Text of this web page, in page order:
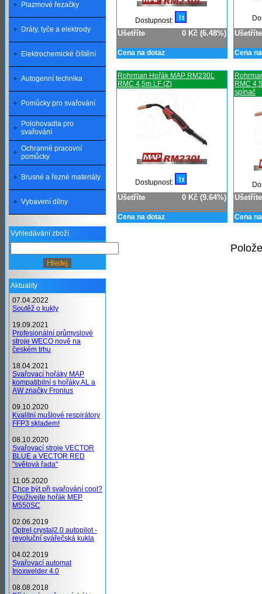
Dostupnost:
Ušetříte 0 Kč (6.48%)
Cena na dotaz
Ušetříte
Cena
Rohrman Hořák MAP RM230L
RMC 4,5m LF (Z)
Dostupnost:
Ušetříte 0 Kč (9.64%)
Cena na dotaz
RMC
spínač
Ušetříte
Cena
Plazmové řezačky
Dráty, tyče a elektrody
Elektrochemické čištění
Autogenní technika
Pomůcky pro svařování
Polohovadla pro
svařování
Ochranné pracovní
pomůcky
Brusné a řezné materiály
Vybavení dílny
Vyhledávání zboží
Aktuality
07.04.2022
Soutěž o kukly
19.09.2021
Profesionální průmyslové
stroje WECO nově na
českém trhu
18.04.2021
Svařovací hořáky MAP
kompatibilní s hořáky AL a
AW značky Fronius
09.10.2020
Kvalitní mušlové respirátory
FFP3 skladem!
08.10.2020
Svařovací stroje VECTOR
BLUE a VECTOR RED
"světová řada"
11.05.2020
Chce být při svařování cool?
Používejte hořák MEP
M550SC
02.06.2019
Optrel crystal2.0 autopilot -
revoluční svářečská kukla
04.02.2019
Svařovací automat
Inoxwelder 4.0
08.08.2018